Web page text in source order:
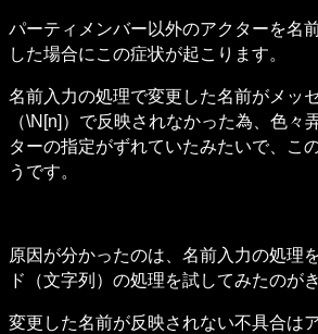
パーティメンバー以外のアクターを名
した場合にこの症状が起こります。
名前入力の処理で変更した名前がメッ
（\N[n]）で反映されなかった為、色々
ターの指定がずれていたみたいで、こ
うです。
原因が分かったのは、名前入力の処理
ド（文字列）の処理を試してみたのが
変更した名前が反映されない不具合は